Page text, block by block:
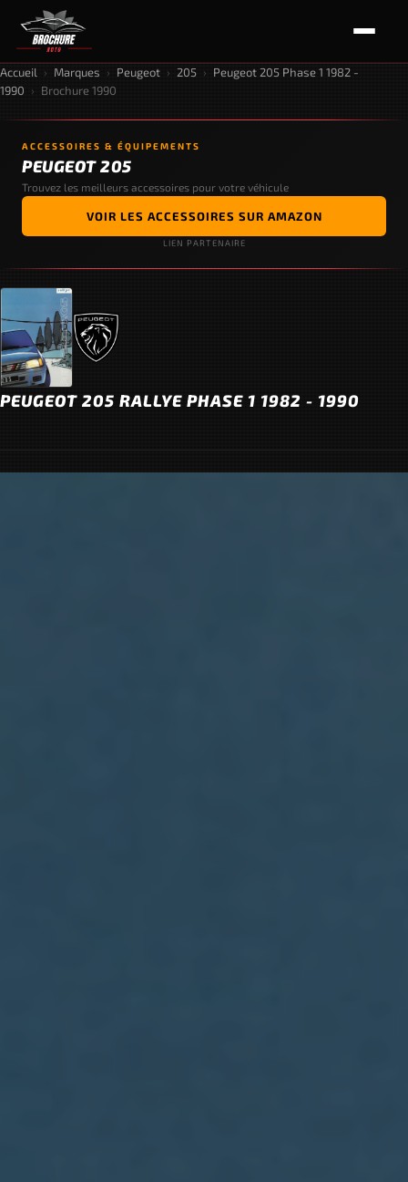
Accueil › Marques › Peugeot › 205 › Peugeot 205 Phase 1 1982 -
1990 › Brochure 1990
ACCESSOIRES & ÉQUIPEMENTS
PEUGEOT 205
Trouvez les meilleurs accessoires pour votre véhicule
VOIR LES ACCESSOIRES SUR AMAZON
LIEN PARTENAIRE
PEUGEOT 205 RALLYE PHASE 1 1982 - 1990